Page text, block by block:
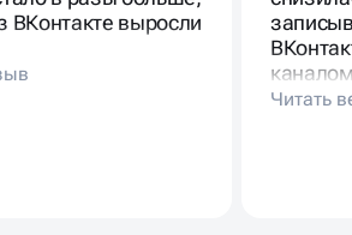
ВКонтакте выросли